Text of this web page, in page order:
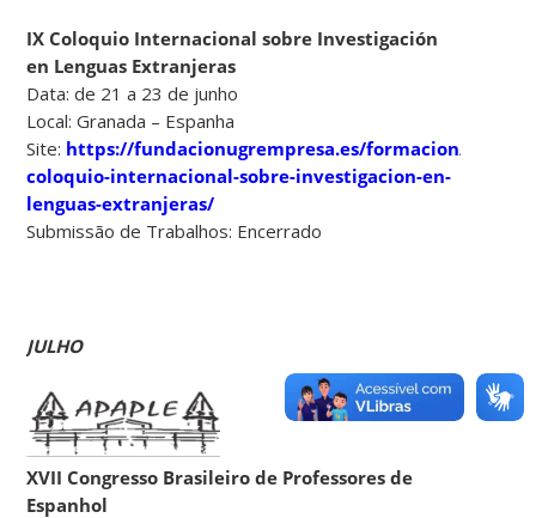
IX Coloquio Internacional sobre Investigación
en Lenguas Extranjeras
Data: de 21 a 23 de junho
Local: Granada – Espanha
Site: https://fundacionugrempresa.es/formacion/
coloquio-internacional-sobre-investigacion-en-
lenguas-extranjeras/
Submissão de Trabalhos: Encerrado
JULHO
XVII Congresso Brasileiro de Professores de
Espanhol